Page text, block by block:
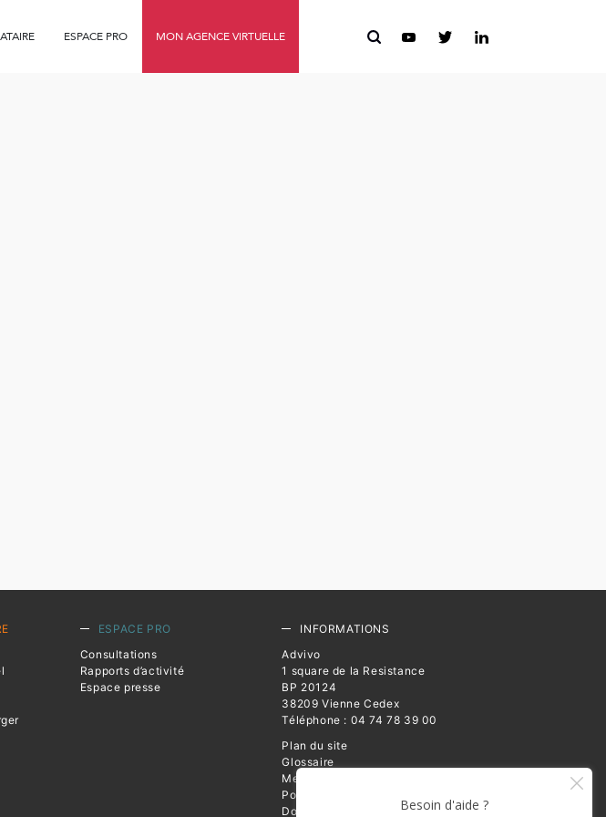
ESPACE PRO MON AGENCE VIRTUELLE
ESPACE PRO
Consultations
Rapports d’activité
Espace presse
INFORMATIONS
Advivo
1 square de la Resistance
BP 20124
38209 Vienne Cedex
Téléphone : 04 74 78 39 00
Plan du site
Glossaire
Mentions légales
Politique de Protection des
Données